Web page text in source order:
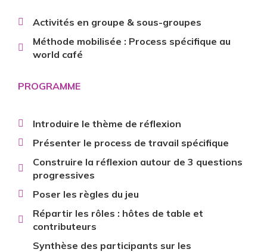
Activités en groupe & sous-groupes
Méthode mobilisée : Process spécifique au
world café
PROGRAMME
Introduire le thème de réflexion
Présenter le process de travail spécifique
Construire la réflexion autour de 3 questions
progressives
Poser les règles du jeu
Répartir les rôles : hôtes de table et
contributeurs
Synthèse des participants sur les